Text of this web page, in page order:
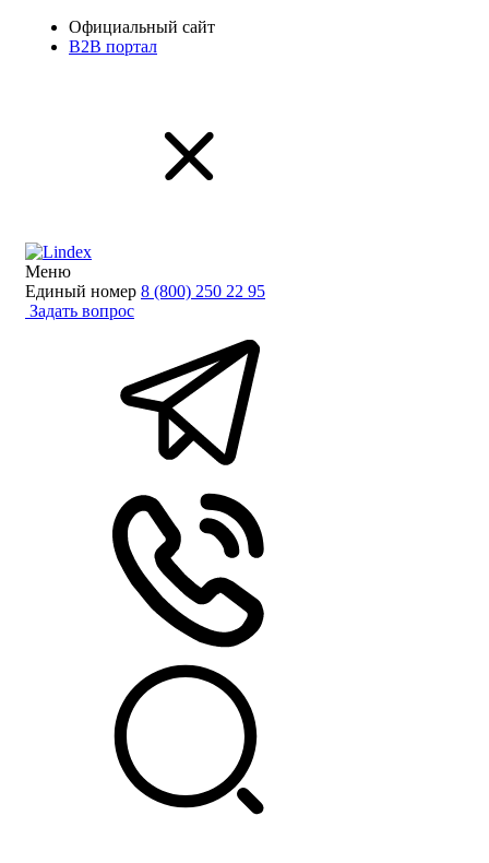
Официальный сайт
B2B портал
Меню
Единый номер 8 (800) 250 22 95
Задать вопрос